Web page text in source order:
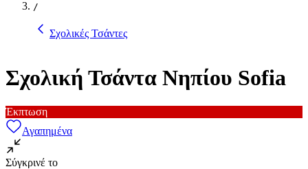
/
Σχολικές Τσάντες
Σχολική Τσάντα Νηπίου Sofia
Έκπτωση
Αγαπημένα
Σύγκρινέ το